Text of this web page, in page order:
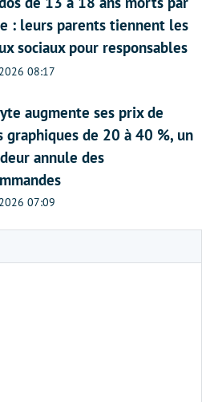
: leurs parents tiennent les
sociaux pour responsables
08:17
augmente ses prix de
graphiques de 20 à 40 %, un
annule des
07:09